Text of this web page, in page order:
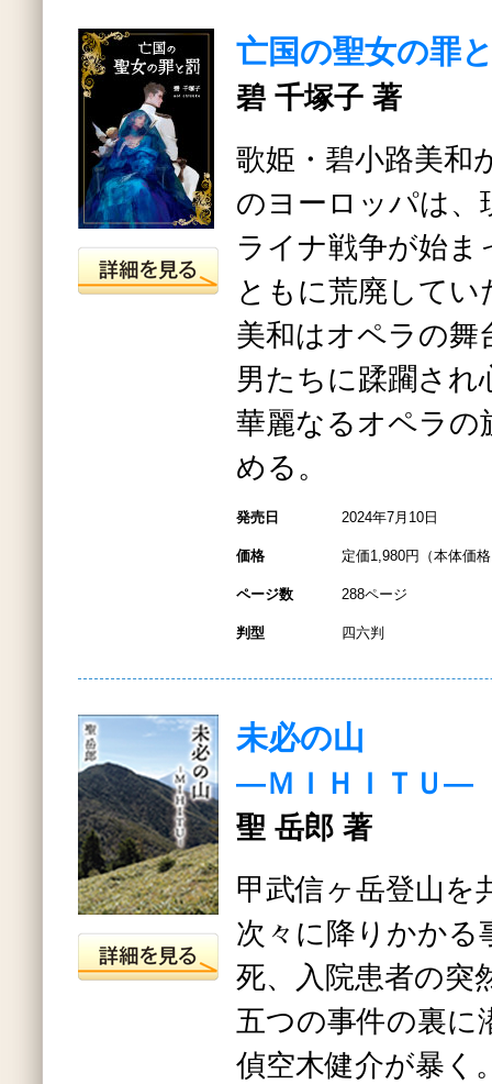
亡国の聖女の罪
碧 千塚子 著
歌姫・碧小路美和
のヨーロッパは、
ライナ戦争が始
ともに荒廃してい
美和はオペラの舞
男たちに蹂躙され
華麗なるオペラの
める。
発売日 2024年7月10日
価格 定価1,980円（本体価
ページ数 288ページ
判型 四六判
未必の山
―ＭＩＨＩＴＵ―
聖 岳郎 著
甲武信ヶ岳登山を
次々に降りかかる
死、入院患者の
五つの事件の裏に
偵空木健介が暴く